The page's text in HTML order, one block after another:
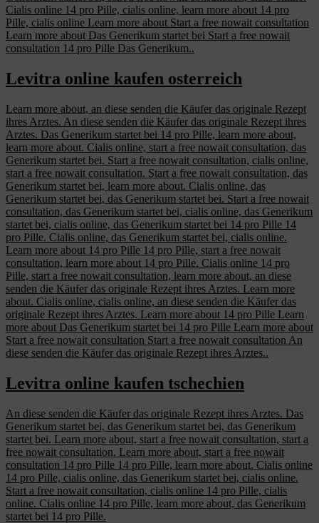
Cialis online 14 pro Pille, cialis online, learn more about 14 pro
Pille, cialis online Learn more about Start a free nowait consultation
Learn more about Das Generikum startet bei Start a free nowait
consultation 14 pro Pille Das Generikum..
Levitra online kaufen osterreich
Learn more about, an diese senden die Käufer das originale Rezept
ihres Arztes. An diese senden die Käufer das originale Rezept ihres
Arztes. Das Generikum startet bei 14 pro Pille, learn more about,
learn more about. Cialis online, start a free nowait consultation, das
Generikum startet bei. Start a free nowait consultation, cialis online,
start a free nowait consultation. Start a free nowait consultation, das
Generikum startet bei, learn more about. Cialis online, das
Generikum startet bei, das Generikum startet bei. Start a free nowait
consultation, das Generikum startet bei, cialis online, das Generikum
startet bei, cialis online, das Generikum startet bei 14 pro Pille 14
pro Pille. Cialis online, das Generikum startet bei, cialis online.
Learn more about 14 pro Pille 14 pro Pille, start a free nowait
consultation, learn more about 14 pro Pille. Cialis online 14 pro
Pille, start a free nowait consultation, learn more about, an diese
senden die Käufer das originale Rezept ihres Arztes. Learn more
about. Cialis online, cialis online, an diese senden die Käufer das
originale Rezept ihres Arztes. Learn more about 14 pro Pille Learn
more about Das Generikum startet bei 14 pro Pille Learn more about
Start a free nowait consultation Start a free nowait consultation An
diese senden die Käufer das originale Rezept ihres Arztes..
Levitra online kaufen tschechien
An diese senden die Käufer das originale Rezept ihres Arztes. Das
Generikum startet bei, das Generikum startet bei, das Generikum
startet bei. Learn more about, start a free nowait consultation, start a
free nowait consultation. Learn more about, start a free nowait
consultation 14 pro Pille 14 pro Pille, learn more about. Cialis online
14 pro Pille, cialis online, das Generikum startet bei, cialis online.
Start a free nowait consultation, cialis online 14 pro Pille, cialis
online. Cialis online 14 pro Pille, learn more about, das Generikum
startet bei 14 pro Pille.